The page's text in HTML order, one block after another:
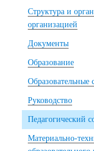
Структура и
организацией
Документы
Образование
Образовательные
Руководство
Педагогический
Материально-